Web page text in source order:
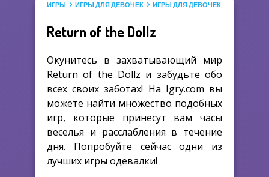
ИГРЫ ИГРЫ ДЛЯ ДЕВОЧЕК ИГРЫ ДЛЯ ДЕВОЧЕК САЛОН
Return of the Dollz
Окунитесь в захватывающий мир
Return of the Dollz и забудьте обо
всех своих заботах! На Igry.com вы
можете найти множество подобных
игр, которые принесут вам часы
веселья и расслабления в течение
дня. Попробуйте сейчас одни из
лучших игры одевалки!